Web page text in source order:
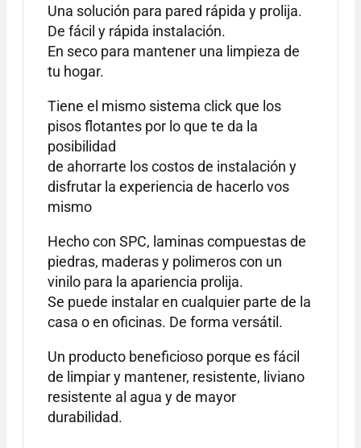
Una solución para pared rápida y prolija.
De fácil y rápida instalación.
En seco para mantener una limpieza de
tu hogar.
Tiene el mismo sistema click que los
pisos flotantes por lo que te da la
posibilidad
de ahorrarte los costos de instalación y
disfrutar la experiencia de hacerlo vos
mismo
Hecho con SPC, laminas compuestas de
piedras, maderas y polimeros con un
vinilo para la apariencia prolija.
Se puede instalar en cualquier parte de la
casa o en oficinas. De forma versátil.
Un producto beneficioso porque es fácil
de limpiar y mantener, resistente, liviano
resistente al agua y de mayor
durabilidad.